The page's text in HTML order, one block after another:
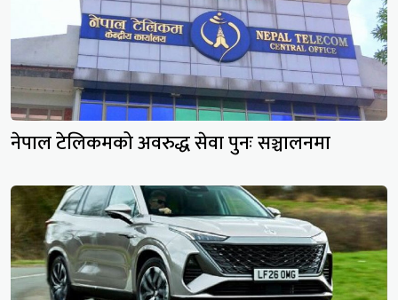
नेपाल टेलिकमको अवरुद्ध सेवा पुनः सञ्चालनमा